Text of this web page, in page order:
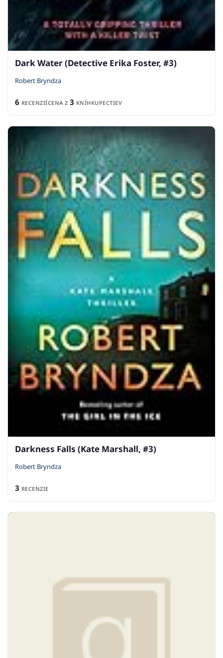
Dark Water (Detective Erika Foster, #3)
Robert Bryndza
6 RECENZIÍCENA Z 3 KNÍHKUPECTIEV
Darkness Falls (Kate Marshall, #3)
Robert Bryndza
3 RECENZIE